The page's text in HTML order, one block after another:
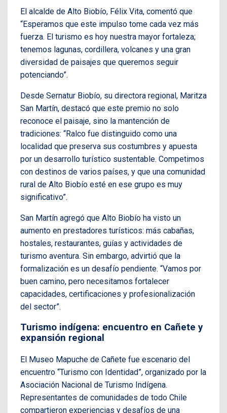
El alcalde de Alto Biobío, Félix Vita, comentó que
“Esperamos que este impulso tome cada vez más
fuerza. El turismo es hoy nuestra mayor fortaleza;
tenemos lagunas, cordillera, volcanes y una gran
diversidad de paisajes que queremos seguir
potenciando”.
Desde Sernatur Biobío, su directora regional, Maritza
San Martín, destacó que este premio no solo
reconoce el paisaje, sino la mantención de
tradiciones: “Ralco fue distinguido como una
localidad que preserva sus costumbres y apuesta
por un desarrollo turístico sustentable. Competimos
con destinos de varios países, y que una comunidad
rural de Alto Biobío esté en ese grupo es muy
significativo”.
San Martín agregó que Alto Biobío ha visto un
aumento en prestadores turísticos: más cabañas,
hostales, restaurantes, guías y actividades de
turismo aventura. Sin embargo, advirtió que la
formalización es un desafío pendiente. “Vamos por
buen camino, pero necesitamos fortalecer
capacidades, certificaciones y profesionalización
del sector”.
Turismo indígena: encuentro en Cañete y
expansión regional
El Museo Mapuche de Cañete fue escenario del
encuentro “Turismo con Identidad”, organizado por la
Asociación Nacional de Turismo Indígena.
Representantes de comunidades de todo Chile
compartieron experiencias y desafíos de una